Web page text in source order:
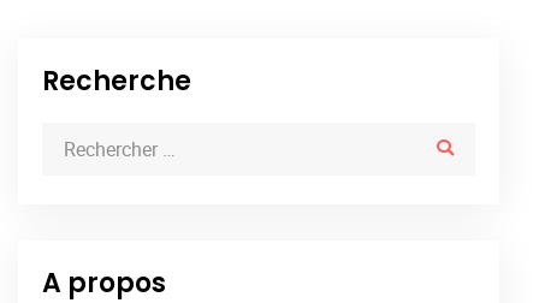
Recherche
A propos